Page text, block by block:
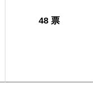
48 票